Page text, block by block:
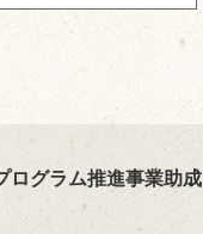
グラム推進事業助成